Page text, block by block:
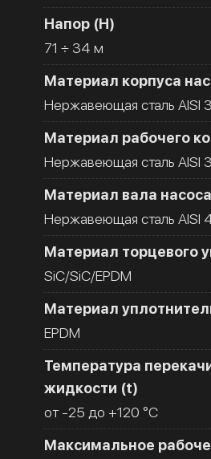
Напор (H)
71 ÷ 34 м
Материал корпуса
Нержавеющая сталь AISI
Материал рабочего
Нержавеющая сталь AISI
Материал вала насоса
Нержавеющая сталь AISI
Материал торцевого
SiC/SiC/EPDM
Материал
EPDM
Температура
жидкости (t)
от -25 до +120 °C
Максимальное